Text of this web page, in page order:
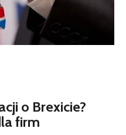
o Brexicie?
firm